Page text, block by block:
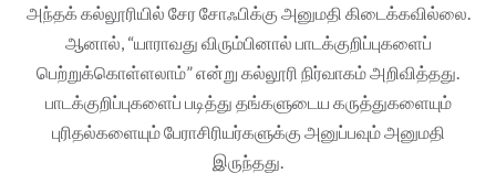
அந்தக் கல்லூரியில் சேர சோஃபிக்கு அனுமதி கிடைக்கவில்லை.
ஆனால், “யாராவது விரும்பினால் பாடக்குறிப்புகளைப்
பெற்றுக்கொள்ளலாம்” என்று கல்லூரி நிர்வாகம் அறிவித்தது.
பாடக்குறிப்புகளைப் படித்து தங்களுடைய கருத்துகளையும்
புரிதல்களையும் பேராசிரியர்களுக்கு அனுப்பவும் அனுமதி
இருந்தது.